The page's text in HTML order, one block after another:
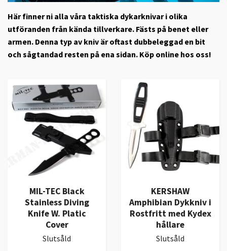
Här finner ni alla våra taktiska dykarknivar i olika
utföranden från kända tillverkare. Fästs på benet eller
armen. Denna typ av kniv är oftast dubbeleggad en bit
och sågtandad resten på ena sidan. Köp online hos oss!
MIL-TEC Black
Stainless Diving
Knife W. Platic
Cover
Slutsåld
KERSHAW
Amphibian Dykkniv i
Rostfritt med Kydex
hållare
Slutsåld